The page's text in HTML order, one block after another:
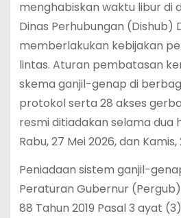
menghabiskan waktu libur di
Dinas Perhubungan (Dishub)
memberlakukan kebijakan
lintas. Aturan pembatasan
skema ganjil-genap di
protokol serta 28 akses
resmi ditiadakan selama dua
Rabu, 27 Mei 2026, dan Kamis,
Peniadaan sistem ganjil-
Peraturan Gubernur
88 Tahun 2019 Pasal 3 ayat